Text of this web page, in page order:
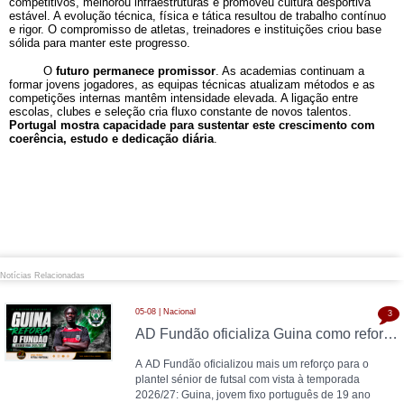
estável. A evolução técnica, física e tática resultou de trabalho contínuo
e rigor. O compromisso de atletas, treinadores e instituições criou base
sólida para manter este progresso.
O futuro permanece promissor. As academias continuam a
formar jovens jogadores, as equipas técnicas atualizam métodos e as
competições internas mantêm intensidade elevada. A ligação entre
escolas, clubes e seleção cria fluxo constante de novos talentos.
Portugal mostra capacidade para sustentar este crescimento com
coerência, estudo e dedicação diária.
Notícias Relacionadas
05-08 | Nacional
AD Fundão oficializa Guina como reforço para 2026/27
A AD Fundão oficializou mais um reforço para o
plantel sénior de futsal com vista à temporada
2026/27: Guina, jovem fixo português de 19 ano
3